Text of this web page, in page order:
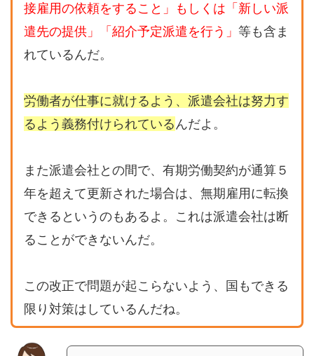
接雇用の依頼をすること」もしくは「新しい派
遣先の提供」「紹介予定派遣を行う」 等も含ま
れているんだ。
労働者が仕事に就けるよう、派遣会社は努力す
るよう義務付けられているんだよ。
また派遣会社との間で、有期労働契約が通算５
年を超えて更新された場合は、無期雇用に転換
できるというのもあるよ。これは派遣会社は断
ることができないんだ。
この改正で問題が起こらないよう、国もできる
限り対策はしているんだね。